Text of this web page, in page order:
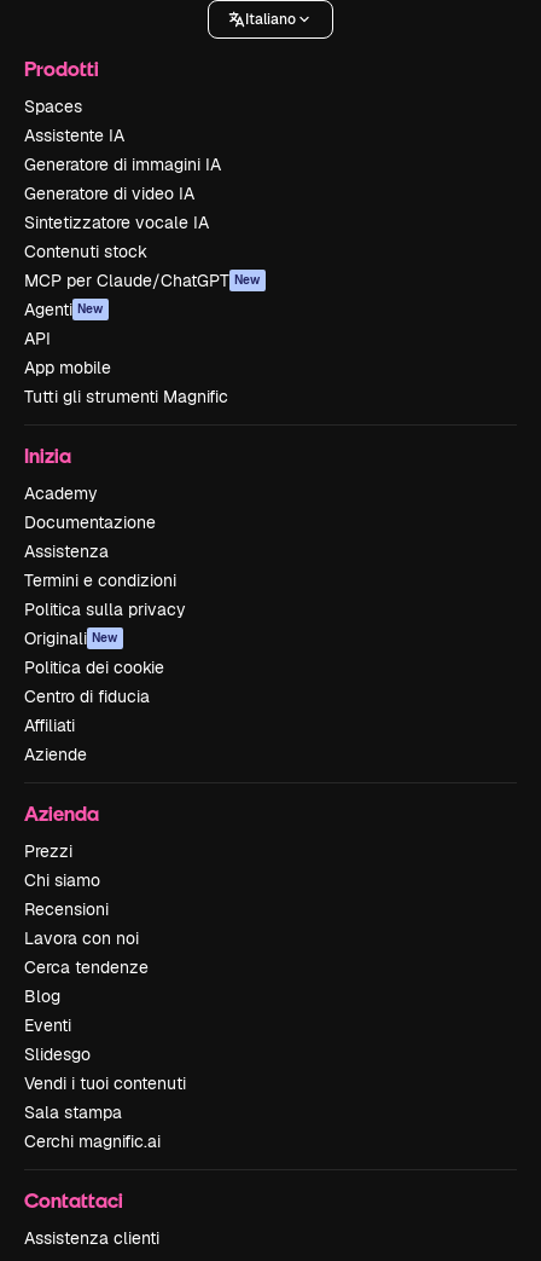
Italiano
Prodotti
Spaces
Assistente IA
Generatore di immagini IA
Generatore di video IA
Sintetizzatore vocale IA
Contenuti stock
MCP per Claude/ChatGPT New
Agenti New
API
App mobile
Tutti gli strumenti Magnific
Inizia
Academy
Documentazione
Assistenza
Termini e condizioni
Politica sulla privacy
Originali New
Politica dei cookie
Centro di fiducia
Affiliati
Aziende
Azienda
Prezzi
Chi siamo
Recensioni
Lavora con noi
Cerca tendenze
Blog
Eventi
Slidesgo
Vendi i tuoi contenuti
Sala stampa
Cerchi magnific.ai
Contattaci
Assistenza clienti